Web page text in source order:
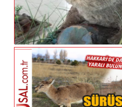
Nadir Rastlanan